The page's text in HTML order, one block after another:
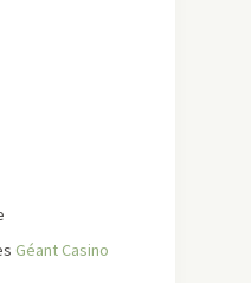
Géant Casino